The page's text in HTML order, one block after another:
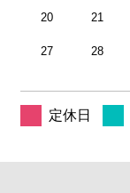
20 21
27 28
定休日